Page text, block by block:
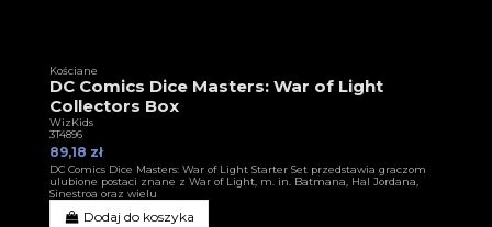
Kościane
DC Comics Dice Masters: War of Light
Collectors Box
WizKids
3T4896
89,18 zł
DC Comics Dice Masters: War of Light Starter Set przedstawia graczom
ulubione postaci znane z War of Light, m. in. Batmana, Hal Jordana,
Sinestroa oraz wielu
Dodaj do koszyka